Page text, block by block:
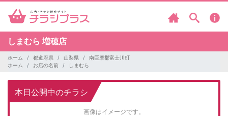
しまむら 増穂店
ホーム 都道府県 山梨県
南巨摩郡富士川町
ホーム
お店の名前 しまむら
本日公開中のチラシ
画像はイメージです。